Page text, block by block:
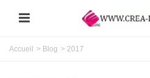
Accueil > Blog > 2017